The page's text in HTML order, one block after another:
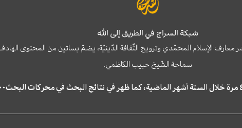
شبكة السراج في الطريق إلى الله
معارف الإسلام المحمّدي وترويج الثّقافة الدّينيّة، يضمّ بساتين من المحتوى
سماحة الشّيخ حبيب الكاظمي.